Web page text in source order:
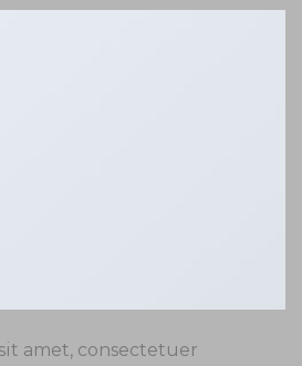
amet, consectetuer